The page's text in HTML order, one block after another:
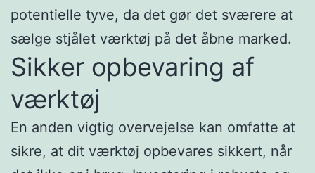
potentielle tyve, da det gør det sværere at
sælge stjålet værktøj på det åbne marked.
Sikker opbevaring af
værktøj
En anden vigtig overvejelse kan omfatte at
sikre, at dit værktøj opbevares sikkert, når